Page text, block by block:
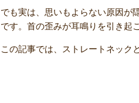
でも実は、思いもよらない原因が
です。首の歪みが耳鳴りを引き起
この記事では、ストレートネック